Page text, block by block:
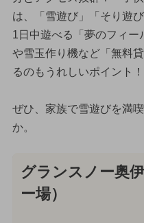
は、「雪遊び」「そり遊
1日中遊べる「夢のフィー
や雪玉作り機など「無料
るのもうれしいポイント！
ぜひ、家族で雪遊びを満
か。
グランスノー奥
ー場）